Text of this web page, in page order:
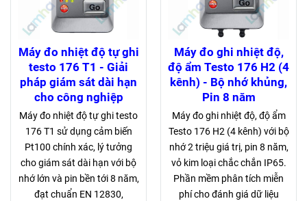
Máy đo nhiệt độ tự ghi
testo 176 T1 - Giải
pháp giám sát dài hạn
cho công nghiệp
Máy đo nhiệt độ tự ghi testo
176 T1 sử dụng cảm biến
Pt100 chính xác, lý tưởng
cho giám sát dài hạn với bộ
nhớ lớn và pin bền tới 8 năm,
đạt chuẩn EN 12830,
Máy đo ghi nhiệt độ,
độ ẩm Testo 176 H2 (4
kênh) - Bộ nhớ khủng,
Pin 8 năm
Máy đo ghi nhiệt độ, độ ẩm
Testo 176 H2 (4 kênh) với bộ
nhớ 2 triệu giá trị, pin 8 năm,
vỏ kim loại chắc chắn IP65.
Phần mềm phân tích miễn
phí cho đánh giá dữ liệu